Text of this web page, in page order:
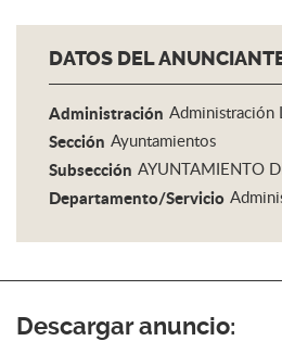
DATOS DEL
Administración Administración
Sección Ayuntamientos
Subsección AYUNTAMIENTO
Departamento/Servicio
Descargar anuncio: